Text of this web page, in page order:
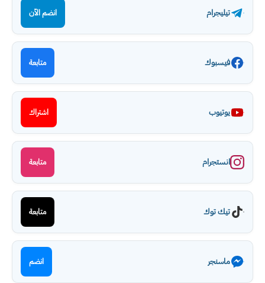
تيليجرام انضم الآن
فيسبوك متابعة
يوتيوب اشتراك
انستجرام متابعة
تيك توك متابعة
ماسنجر انضم